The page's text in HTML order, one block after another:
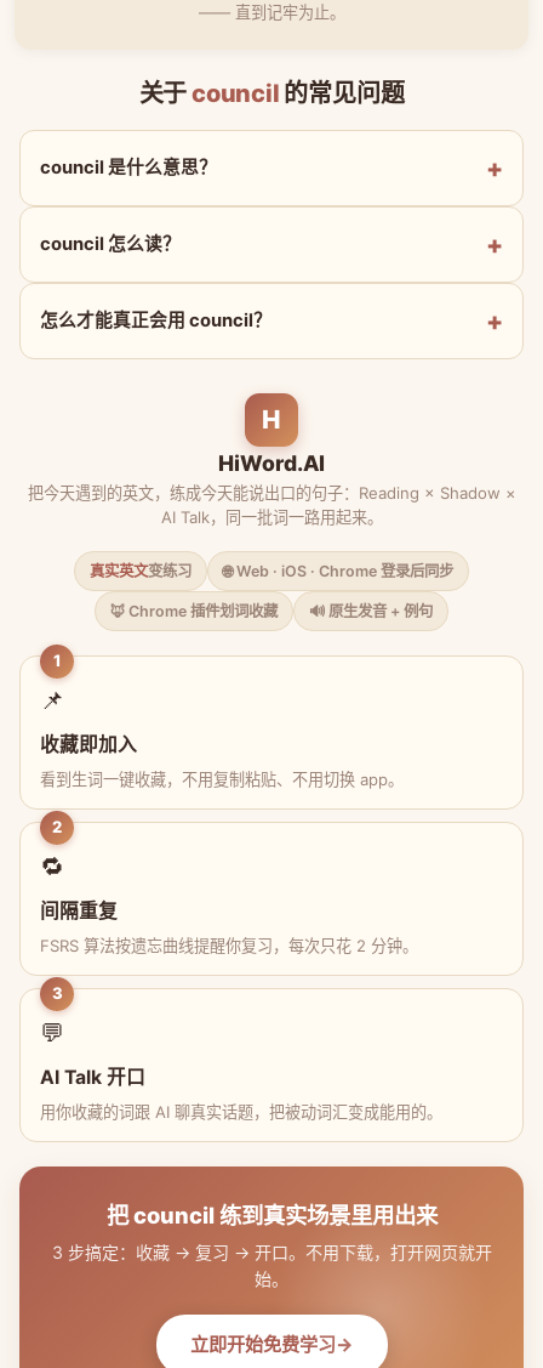
—— 直到记牢为止。
关于council 的常见问题
council 是什么意思？
council 怎么读？
怎么才能真正会用 council？
H
HiWord.AI
把今天遇到的英文，练成今天能说出口的句子：Reading × Shadow ×
AI Talk，同一批词一路用起来。
真实英文变练习 🌐 Web · iOS · Chrome 登录后同步
🦊 Chrome 插件划词收藏 🔊 原生发音 + 例句
1
📌
收藏即加入
看到生词一键收藏，不用复制粘贴、不用切换 app。
2
🔁
间隔重复
FSRS 算法按遗忘曲线提醒你复习，每次只花 2 分钟。
3
💬
AI Talk 开口
用你收藏的词跟 AI 聊真实话题，把被动词汇变成能用的。
把 council 练到真实场景里用出来
3 步搞定：收藏 → 复习 → 开口。不用下载，打开网页就开
始。
立即开始免费学习